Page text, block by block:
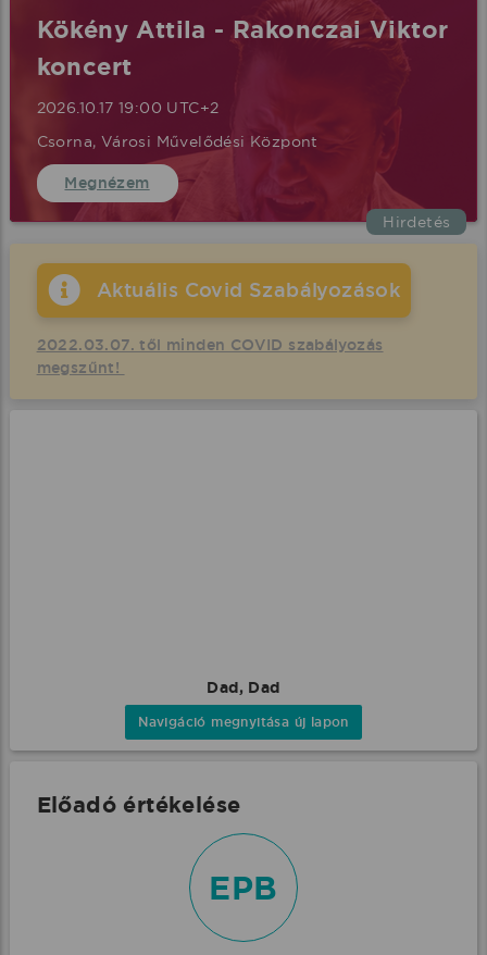
Hirdetés
Kökény Attila - Rakonczai Viktor
koncert
2026.10.17 19:00 UTC+2
Csorna, Városi Művelődési Központ
Megnézem
Aktuális Covid Szabályozások
2022.03.07. től minden COVID szabályozás
megszűnt!
Dad, Dad
Navigáció megnyitása új lapon
Előadó értékelése
EPB